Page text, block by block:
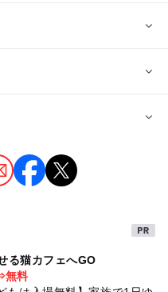
の都合などにより変更にな
びコーナー
る猫カフェへGO
無料